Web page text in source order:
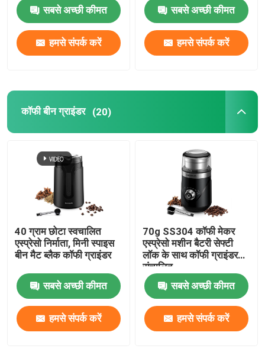
मैनुअल कॉफी ग्राइंडर
दूध फ्रादर के साथ कॉफी मशीन
रिचार्जेबल कॉफी ग्राइंडर
ड्रिप कॉफी मेकर
मल्टीफ़ंक्शन कॉफी मशीन
फ्रेंच प्रेस कॉफी मेकर
सबसे अच्छी कीमत
हमसे संपर्क करें
सबसे अच्छी कीमत
हमसे संपर्क करें
कॉफी बीन ग्राइंडर (20)
40 ग्राम छोटा स्वचालित
एस्प्रेसो निर्माता, मिनी स्पाइस
बीन मैट ब्लैक कॉफी ग्राइंडर
सबसे अच्छी कीमत
हमसे संपर्क करें
70g SS304 कॉफी मेकर
एस्प्रेसो मशीन बैटरी सेफ्टी
लॉक के साथ कॉफी ग्राइंडर
संचालित
सबसे अच्छी कीमत
हमसे संपर्क करें